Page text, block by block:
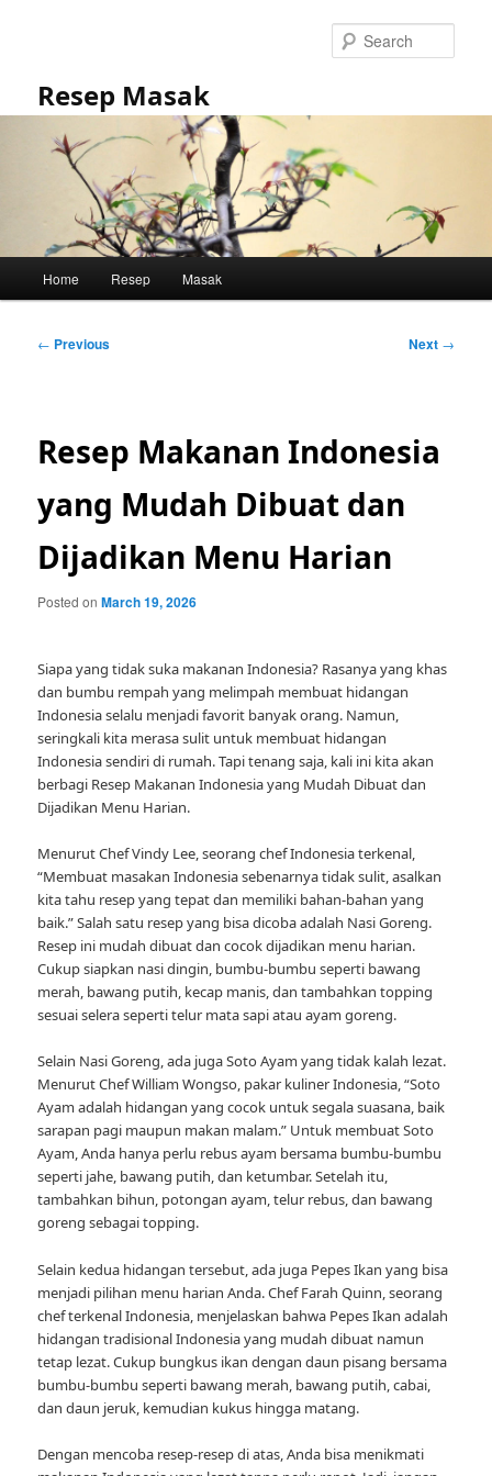
Resep Masak
Home Resep Masak
Post
← Previous Next →
Resep Makanan Indonesia
yang Mudah Dibuat dan
Dijadikan Menu Harian
Posted onMarch 19, 2026
Siapa yang tidak suka makanan Indonesia? Rasanya yang khas
dan bumbu rempah yang melimpah membuat hidangan
Indonesia selalu menjadi favorit banyak orang. Namun,
seringkali kita merasa sulit untuk membuat hidangan
Indonesia sendiri di rumah. Tapi tenang saja, kali ini kita akan
berbagi Resep Makanan Indonesia yang Mudah Dibuat dan
Dijadikan Menu Harian.
Menurut Chef Vindy Lee, seorang chef Indonesia terkenal,
“Membuat masakan Indonesia sebenarnya tidak sulit, asalkan
kita tahu resep yang tepat dan memiliki bahan-bahan yang
baik.” Salah satu resep yang bisa dicoba adalah Nasi Goreng.
Resep ini mudah dibuat dan cocok dijadikan menu harian.
Cukup siapkan nasi dingin, bumbu-bumbu seperti bawang
merah, bawang putih, kecap manis, dan tambahkan topping
sesuai selera seperti telur mata sapi atau ayam goreng.
Selain Nasi Goreng, ada juga Soto Ayam yang tidak kalah lezat.
Menurut Chef William Wongso, pakar kuliner Indonesia, “Soto
Ayam adalah hidangan yang cocok untuk segala suasana, baik
sarapan pagi maupun makan malam.” Untuk membuat Soto
Ayam, Anda hanya perlu rebus ayam bersama bumbu-bumbu
seperti jahe, bawang putih, dan ketumbar. Setelah itu,
tambahkan bihun, potongan ayam, telur rebus, dan bawang
goreng sebagai topping.
Selain kedua hidangan tersebut, ada juga Pepes Ikan yang bisa
menjadi pilihan menu harian Anda. Chef Farah Quinn, seorang
chef terkenal Indonesia, menjelaskan bahwa Pepes Ikan adalah
hidangan tradisional Indonesia yang mudah dibuat namun
tetap lezat. Cukup bungkus ikan dengan daun pisang bersama
bumbu-bumbu seperti bawang merah, bawang putih, cabai,
dan daun jeruk, kemudian kukus hingga matang.
Dengan mencoba resep-resep di atas, Anda bisa menikmati